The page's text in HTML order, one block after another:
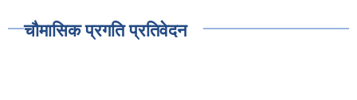
चौमासिक प्रगति प्रतिवेदन